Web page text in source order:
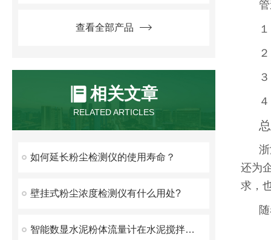
查看全部产品
相关文章
RELATED ARTICLES
如何延长粉尘检测仪的使用寿命？
壁挂式粉尘浓度检测仪有什么用处?
智能数显水泥粉体流量计在水泥搅拌桩施工中的应用
还为
求，